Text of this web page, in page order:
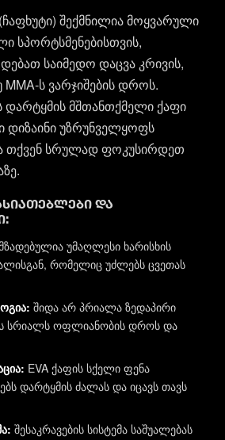
შექმნილია მოყვარული
სპორტსმენებისთვის,
საიმედო დაცვა კრივის,
MMA-ს ვარჯიშების დროს.
დარტყმის მშთანთქმელი ქაფი
უზრუნველყოფს
სრულად ფოკუსირდეთ
და
უმაღლესი ხარისხის
რომელიც უძლებს ცვეთას
შიდა არ პრიალა ზედაპირი
სრიალს ოფლიანობის დროს და
EVA ქაფის სქელი ფენა
დარტყმის ძალას და იცავს თავს
შესაკრავების სისტემა საშუალებას